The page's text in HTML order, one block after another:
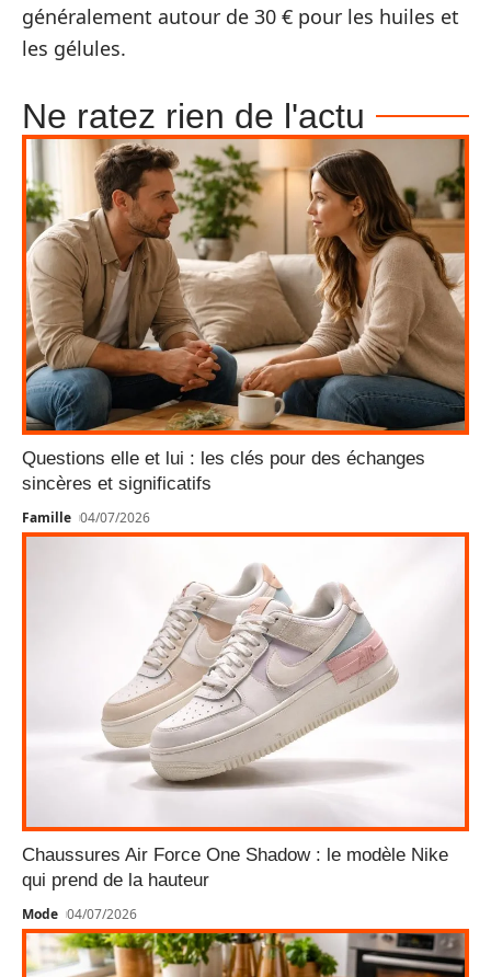
généralement autour de 30 € pour les huiles et
les gélules.
Ne ratez rien de l'actu
Questions elle et lui : les clés pour des échanges
sincères et significatifs
Famille 04/07/2026
Chaussures Air Force One Shadow : le modèle Nike
qui prend de la hauteur
Mode 04/07/2026